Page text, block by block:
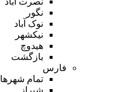
نگور
نوک آباد
نیکشهر
هیدوچ
بازگشت
فارس
تمام شهر‌ها
شیراز